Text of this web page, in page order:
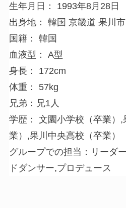
生年月日： 1993年8月28日
出身地： 韓国 京畿道 果川市
国籍： 韓国
血液型： A型
身長： 172cm
体重： 57kg
兄弟：兄1人
学歴： 文園小学校（卒業）
業）,果川中央高校（卒業）
グループでの担当：リーダ
ドダンサー,プロデュース